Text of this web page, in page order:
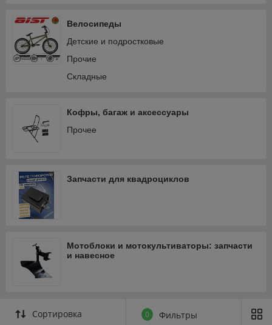
Велосипеды
Детские и подростковые
Прочие
Складные
Кофры, багаж и аксессуары
Прочее
Запчасти для квадроциклов
Мотоблоки и мотокультиваторы: запчасти
и навесное
Сортировка 0 Фильтры